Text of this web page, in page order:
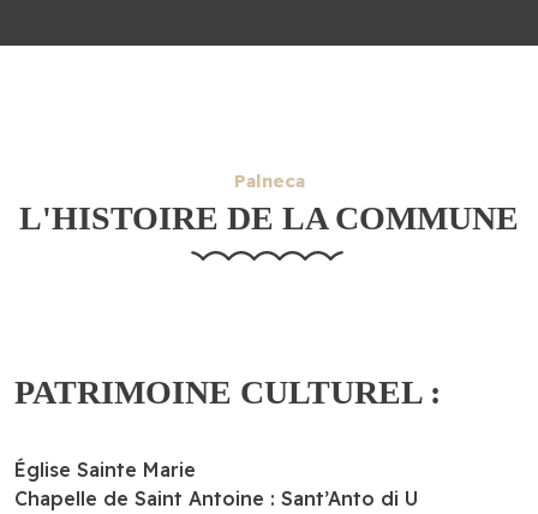
Palneca
L'HISTOIRE DE LA COMMUNE
PATRIMOINE CULTUREL :
Église Sainte Marie
Chapelle de Saint Antoine : Sant’Anto di U